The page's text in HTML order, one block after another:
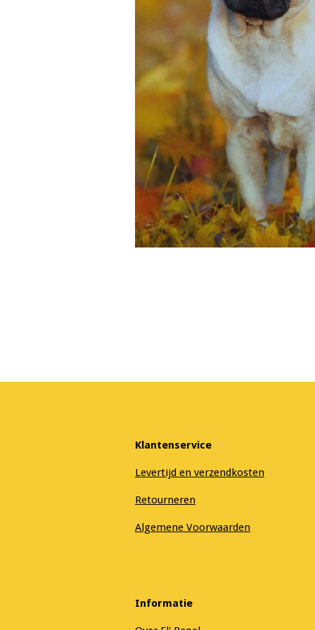
Klantenservice
Levertijd en verzendkosten
Retourneren
Algemene Voorwaarden
Informatie